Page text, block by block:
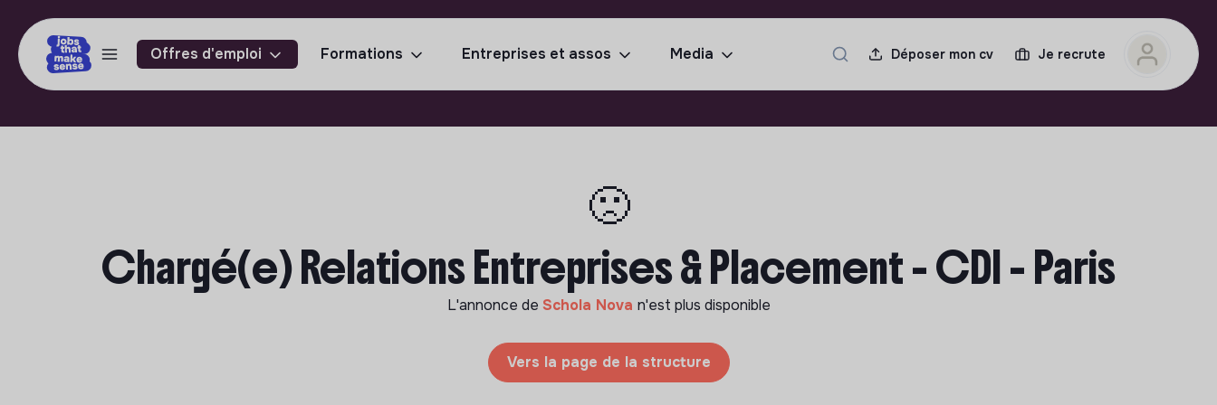
Offres d'emploi Formations Entreprises et assos Media Déposer mon cv Je recrute
🙁
Chargé(e) Relations Entreprises & Placement - CDI - Paris
L'annonce de Schola Nova n'est plus disponible
Vers la page de la structure